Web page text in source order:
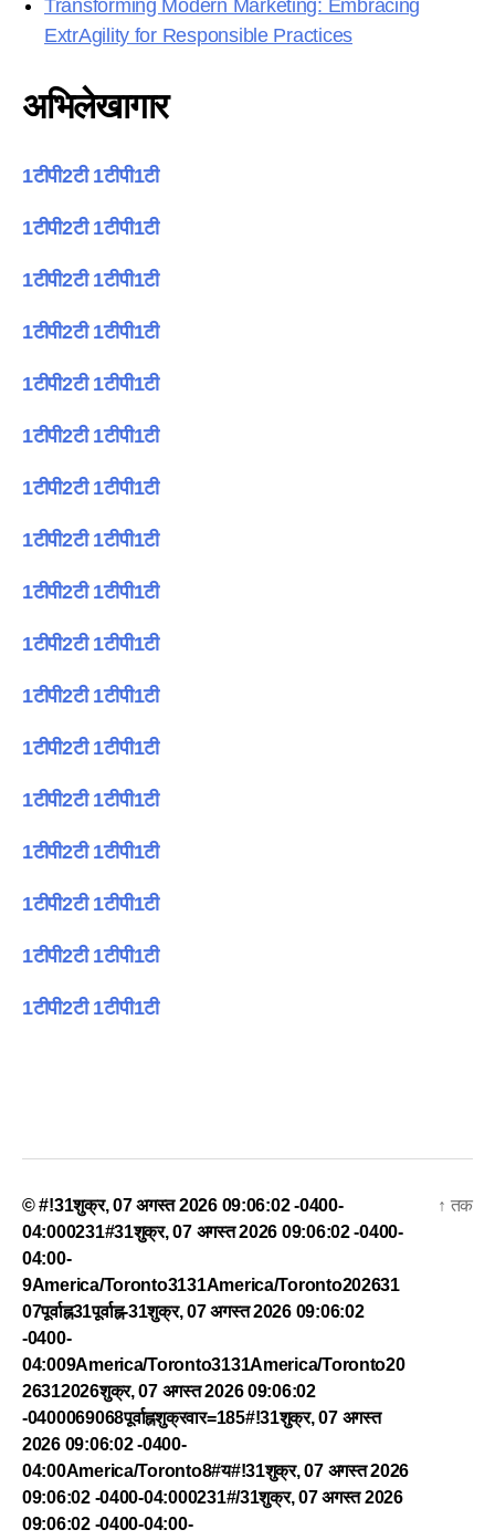
Transforming Modern Marketing: Embracing
ExtrAgility for Responsible Practices
अभिलेखागार
1टीपी2टी 1टीपी1टी
1टीपी2टी 1टीपी1टी
1टीपी2टी 1टीपी1टी
1टीपी2टी 1टीपी1टी
1टीपी2टी 1टीपी1टी
1टीपी2टी 1टीपी1टी
1टीपी2टी 1टीपी1टी
1टीपी2टी 1टीपी1टी
1टीपी2टी 1टीपी1टी
1टीपी2टी 1टीपी1टी
1टीपी2टी 1टीपी1टी
1टीपी2टी 1टीपी1टी
1टीपी2टी 1टीपी1टी
1टीपी2टी 1टीपी1टी
1टीपी2टी 1टीपी1टी
1टीपी2टी 1टीपी1टी
1टीपी2टी 1टीपी1टी
© #!31शुक्र, 07 अगस्त 2026 09:06:02 -0400-
04:000231#31शुक्र, 07 अगस्त 2026 09:06:02 -0400-
04:00-
9America/Toronto3131America/Toronto202631
07पूर्वाह्न31पूर्वाह्न-31शुक्र, 07 अगस्त 2026 09:06:02
-0400-
04:009America/Toronto3131America/Toronto20
26312026शुक्र, 07 अगस्त 2026 09:06:02
-0400069068पूर्वाह्नशुक्रवार=185#!31शुक्र, 07 अगस्त
2026 09:06:02 -0400-
04:00America/Toronto8#य#!31शुक्र, 07 अगस्त 2026
09:06:02 -0400-04:000231#/31शुक्र, 07 अगस्त 2026
09:06:02 -0400-04:00-
↑ तक